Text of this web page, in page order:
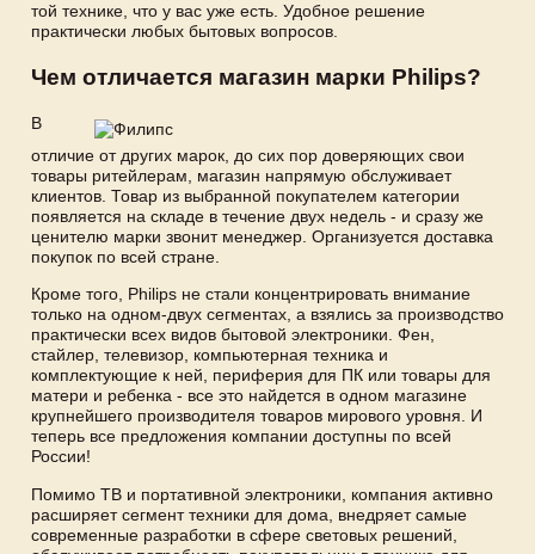
той технике, что у вас уже есть. Удобное решение
практически любых бытовых вопросов.
Чем отличается магазин марки Philips?
В
отличие от других марок, до сих пор доверяющих свои
товары ритейлерам, магазин напрямую обслуживает
клиентов. Товар из выбранной покупателем категории
появляется на складе в течение двух недель - и сразу же
ценителю марки звонит менеджер. Организуется доставка
покупок по всей стране.
Кроме того, Philips не стали концентрировать внимание
только на одном-двух сегментах, а взялись за производство
практически всех видов бытовой электроники. Фен,
стайлер, телевизор, компьютерная техника и
комплектующие к ней, периферия для ПК или товары для
матери и ребенка - все это найдется в одном магазине
крупнейшего производителя товаров мирового уровня. И
теперь все предложения компании доступны по всей
России!
Помимо ТВ и портативной электроники, компания активно
расширяет сегмент техники для дома, внедряет самые
современные разработки в сфере световых решений,